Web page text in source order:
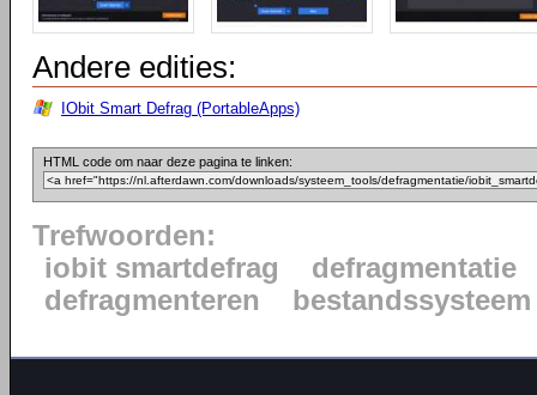
Andere edities:
IObit Smart Defrag (PortableApps)
HTML code om naar deze pagina te linken:
Trefwoorden:
iobit smartdefrag
defragmentatie
defragmenteren
bestandssysteem